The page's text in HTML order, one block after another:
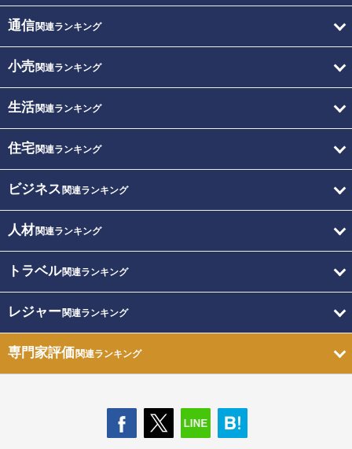
通信関連ランキング
小売関連ランキング
生活関連ランキング
住宅関連ランキング
ビジネス 関連ランキング
人材関連ランキング
トラベル関連ランキング
レジャー関連ランキング
専門家評価関連ランキング